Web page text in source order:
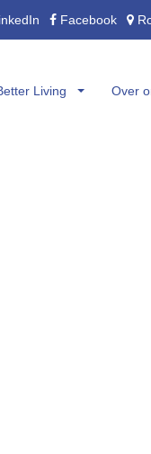
Facebook
Living Over